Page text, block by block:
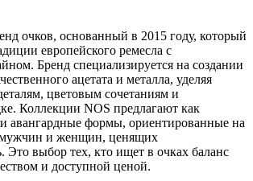
очков, основанный в 2015 году, который
европейского ремесла с
Бренд специализируется на создании
ацетата и металла, уделяя
цветовым сочетаниям и
Коллекции NOS предлагают как
и авангардные формы, ориентированные на
мужчин и женщин, ценящих
Это выбор тех, кто ищет в очках баланс
и доступной ценой.